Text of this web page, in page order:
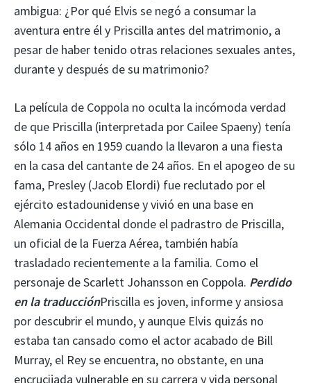
ambigua: ¿Por qué Elvis se negó a consumar la
aventura entre él y Priscilla antes del matrimonio, a
pesar de haber tenido otras relaciones sexuales antes,
durante y después de su matrimonio?
La película de Coppola no oculta la incómoda verdad
de que Priscilla (interpretada por Cailee Spaeny) tenía
sólo 14 años en 1959 cuando la llevaron a una fiesta
en la casa del cantante de 24 años. En el apogeo de su
fama, Presley (Jacob Elordi) fue reclutado por el
ejército estadounidense y vivió en una base en
Alemania Occidental donde el padrastro de Priscilla,
un oficial de la Fuerza Aérea, también había
trasladado recientemente a la familia. Como el
personaje de Scarlett Johansson en Coppola. Perdido
en la traducciónPriscilla es joven, informe y ansiosa
por descubrir el mundo, y aunque Elvis quizás no
estaba tan cansado como el actor acabado de Bill
Murray, el Rey se encuentra, no obstante, en una
encrucijada vulnerable en su carrera y vida personal